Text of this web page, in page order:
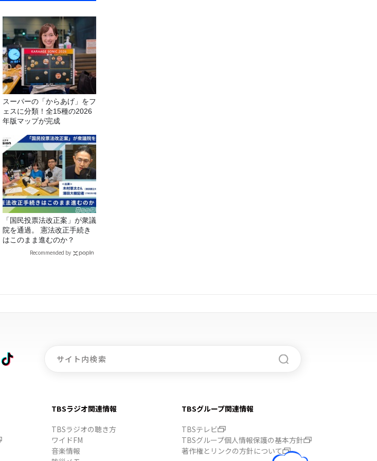
スーパーの「からあげ」をフ
ェスに分類！全15種の2026
年版マップが完成
「国民投票法改正案」が衆議
院を通過。 憲法改正手続き
はこのまま進むのか？
Recommended by
TBSラジオ関連情報
TBSラジオの聴き方
ワイドFM
音楽情報
TBSグループ関連情報
TBSテレビ
TBSグループ個人情報保護の基本方針
著作権とリンクの方針について